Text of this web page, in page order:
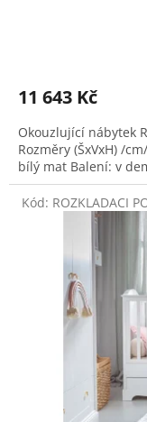
11 643 Kč
Okouzlující nábytek
Rozměry (ŠxVxH) /
bílý mat Balení: v
Kód: ROZKLADACI